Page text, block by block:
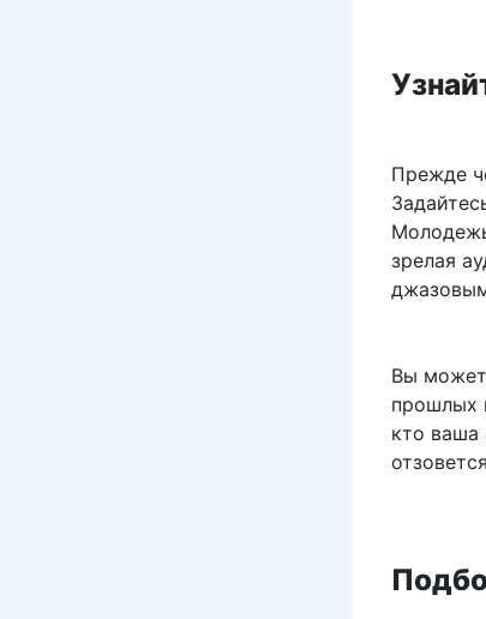
Прежде
зрелая
Вы
прошлых
кто ваша